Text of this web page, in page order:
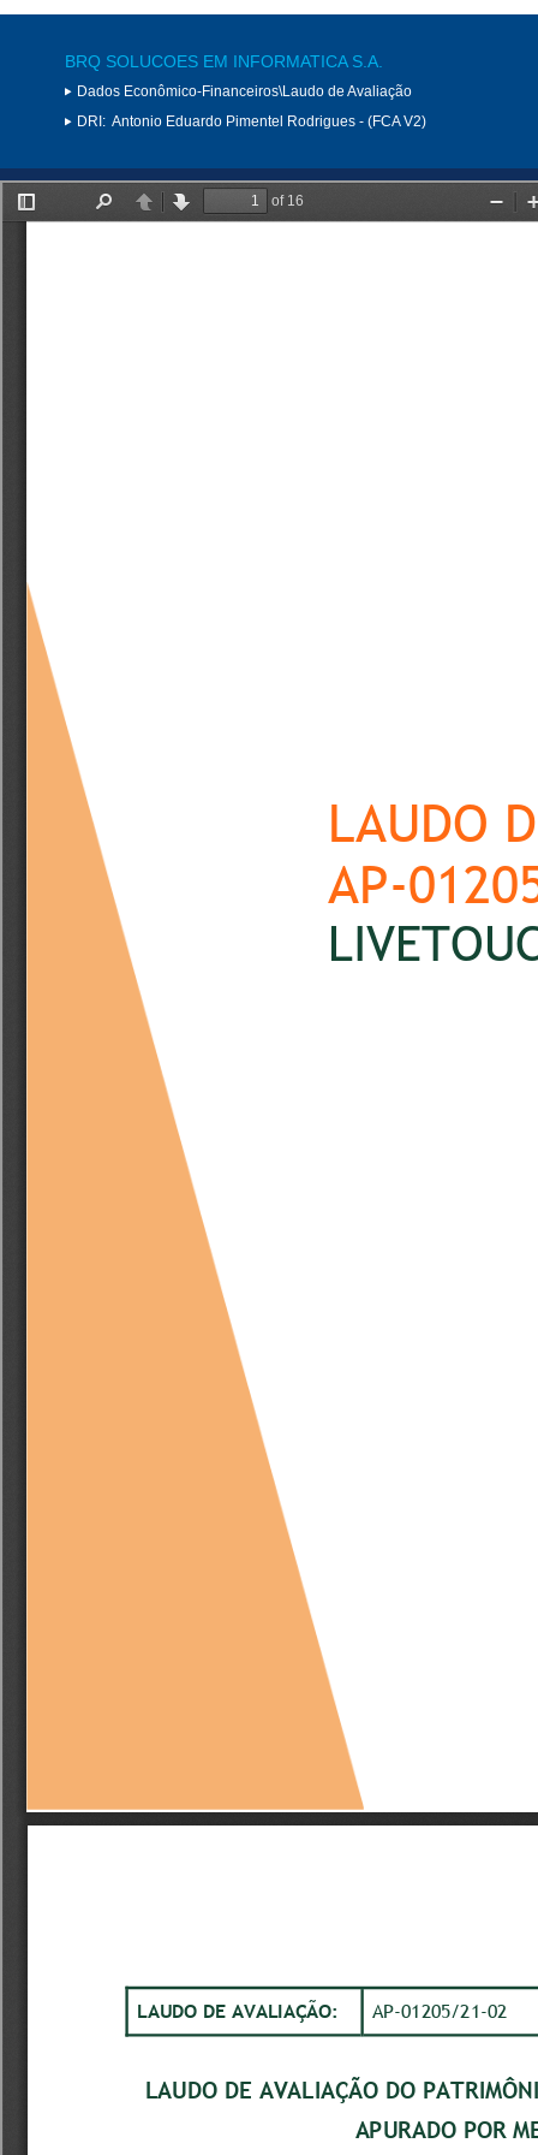
BRQ SOLUCOES EM INFORMATICA S.A.
Dados Econômico-Financeiros\Laudo de Avaliação
DRI: Antonio Eduardo Pimentel Rodrigues - (FCA V2)